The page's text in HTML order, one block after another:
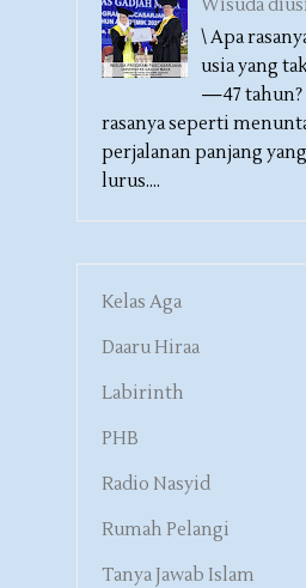
Wisuda
\ Apa
usia yang
—47 tahun?
rasanya seperti
perjalanan panjang
lurus....
Kelas Aga
Daaru Hiraa
Labirinth
PHB
Radio Nasyid
Rumah Pelangi
Tanya Jawab Islam